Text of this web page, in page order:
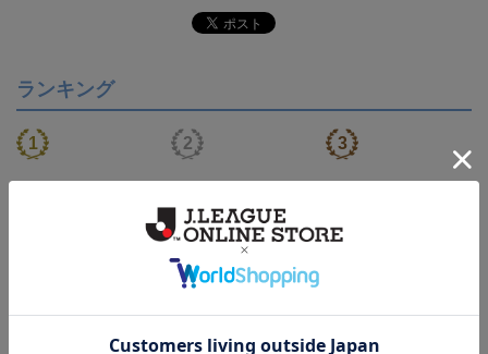
ランキング
【S～4XL】2026/27ユニ
ジュビロ磐田 チルタリ
ジュビロ磐田 ピカチュ